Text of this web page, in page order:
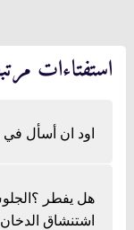
استفتاءات
اود ان أسأل
هل يفطر
اشتنشاق الدخان